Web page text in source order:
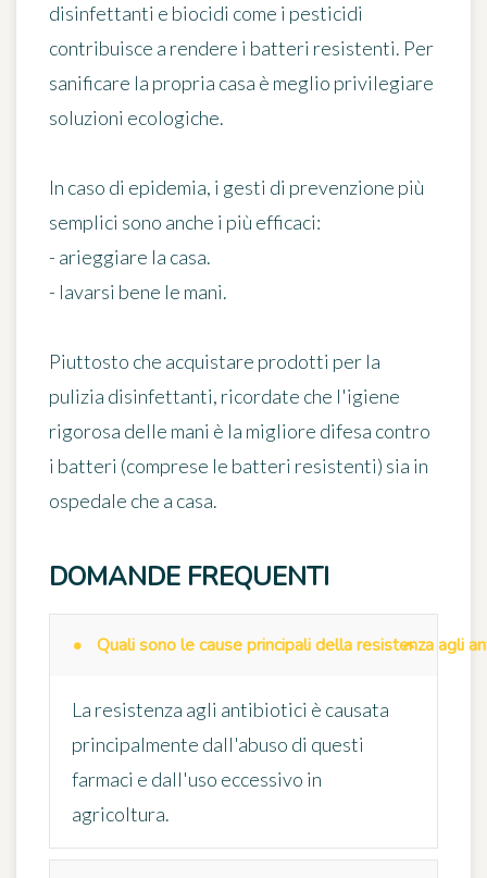
disinfettanti e biocidi come i pesticidi
contribuisce a rendere i batteri resistenti. Per
sanificare la propria casa è meglio privilegiare
soluzioni ecologiche.
In caso di epidemia, i gesti di prevenzione più
semplici sono anche i più efficaci:
- arieggiare la casa.
- lavarsi bene le mani.
Piuttosto che acquistare prodotti per la
pulizia disinfettanti, ricordate che l'igiene
rigorosa delle mani è la migliore difesa contro
i batteri (comprese le batteri resistenti) sia in
ospedale che a casa.
DOMANDE FREQUENTI
Quali sono le cause principali della resistenza agli
La resistenza agli antibiotici è causata
principalmente dall'abuso di questi
farmaci e dall'uso eccessivo in
agricoltura.